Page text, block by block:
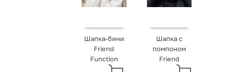
Шапка-бини
Friend
Function
Шапка с
помпоном
Friend